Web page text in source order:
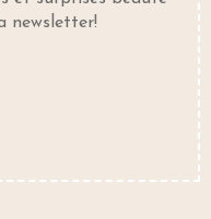
newsletter!